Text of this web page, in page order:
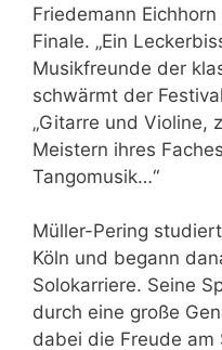
Friedemann
Finale. „Ein
Musikfreunde der
schwärmt der
„Gitarre und Violine,
Meistern ihres
Tangomusik…“
Müller-Pering
Köln und begann
Solokarriere. Seine
durch eine große
dabei die Freude am